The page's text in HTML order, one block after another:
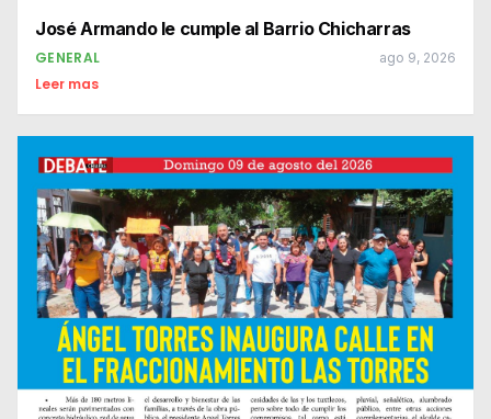
José Armando le cumple al Barrio Chicharras
GENERAL ago 9, 2026
Leer mas